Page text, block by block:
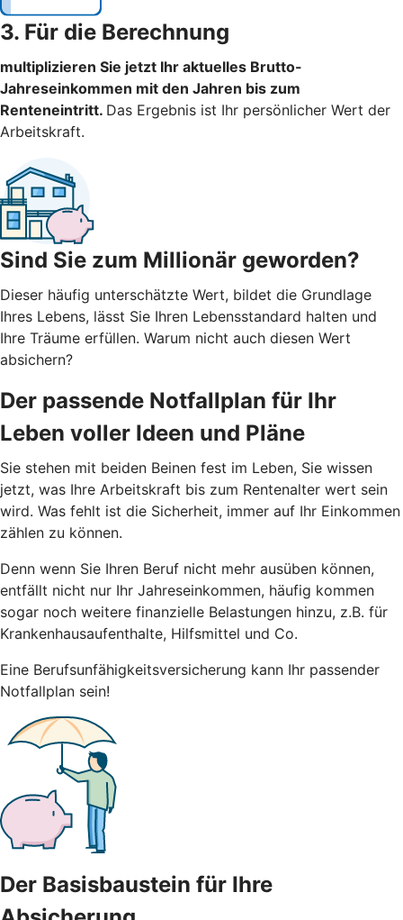
3. Für die Berechnung
multiplizieren Sie jetzt Ihr aktuelles Brutto-
Jahreseinkommen mit den Jahren bis zum
Renteneintritt. Das Ergebnis ist Ihr persönlicher Wert der
Arbeitskraft.
Sind Sie zum Millionär geworden?
Dieser häufig unterschätzte Wert, bildet die Grundlage
Ihres Lebens, lässt Sie Ihren Lebensstandard halten und
Ihre Träume erfüllen. Warum nicht auch diesen Wert
absichern?
Der passende Notfallplan für Ihr
Leben voller Ideen und Pläne
Sie stehen mit beiden Beinen fest im Leben, Sie wissen
jetzt, was Ihre Arbeitskraft bis zum Rentenalter wert sein
wird. Was fehlt ist die Sicherheit, immer auf Ihr Einkommen
zählen zu können.
Denn wenn Sie Ihren Beruf nicht mehr ausüben können,
entfällt nicht nur Ihr Jahreseinkommen, häufig kommen
sogar noch weitere finanzielle Belastungen hinzu, z.B. für
Krankenhausaufenthalte, Hilfsmittel und Co.
Eine Berufsunfähigkeitsversicherung kann Ihr passender
Notfallplan sein!
Der Basisbaustein für Ihre